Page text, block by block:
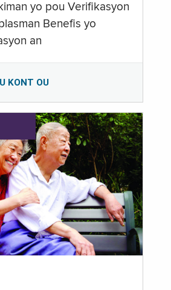
yo pou Verifikasyon
Benefis yo
an
KONT OU